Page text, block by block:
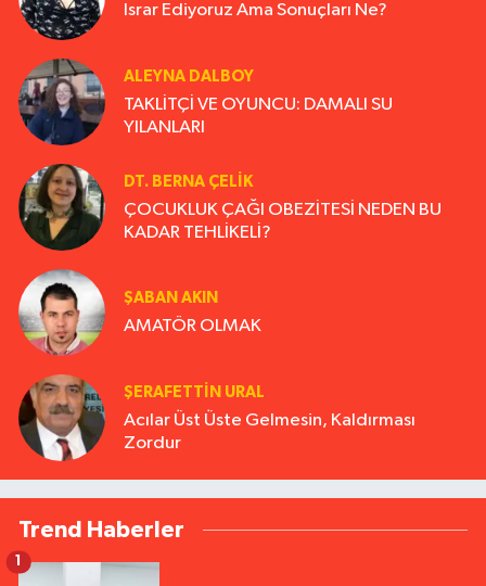
Israr Ediyoruz Ama Sonuçları Ne?
ALEYNA DALBOY
TAKLİTÇİ VE OYUNCU: DAMALI SU
YILANLARI
DT. BERNA ÇELIK
ÇOCUKLUK ÇAĞI OBEZİTESİ NEDEN BU
KADAR TEHLİKELİ?
ŞABAN AKIN
AMATÖR OLMAK
ŞERAFETTIN URAL
Acılar Üst Üste Gelmesin, Kaldırması
Zordur
Trend Haberler
1